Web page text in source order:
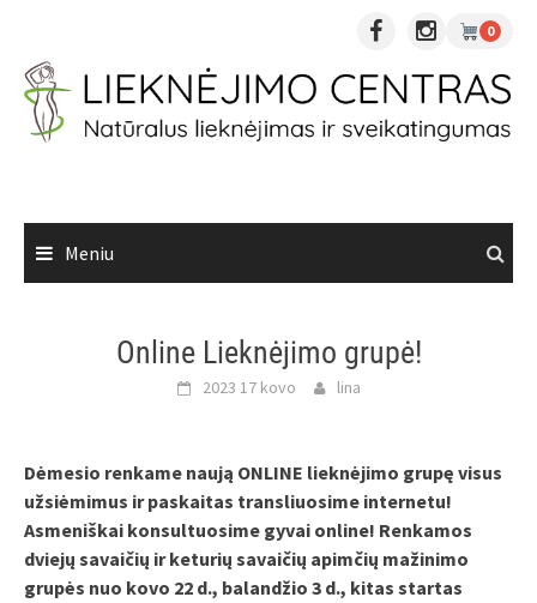
content
0
Meniu
Online Lieknėjimo grupė!
2023 17 kovo lina
Dėmesio renkame naują ONLINE lieknėjimo grupę visus
užsiėmimus ir paskaitas transliuosime internetu!
Asmeniškai konsultuosime gyvai online! Renkamos
dviejų savaičių ir keturių savaičių apimčių mažinimo
grupės nuo kovo 22 d., balandžio 3 d., kitas startas